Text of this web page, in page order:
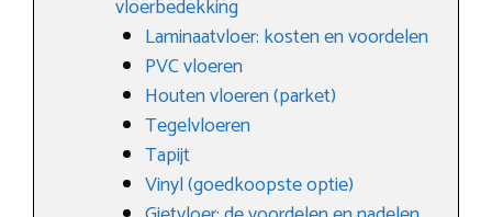
vloerbedekking
Laminaatvloer: kosten en voordelen
PVC vloeren
Houten vloeren (parket)
Tegelvloeren
Tapijt
Vinyl (goedkoopste optie)